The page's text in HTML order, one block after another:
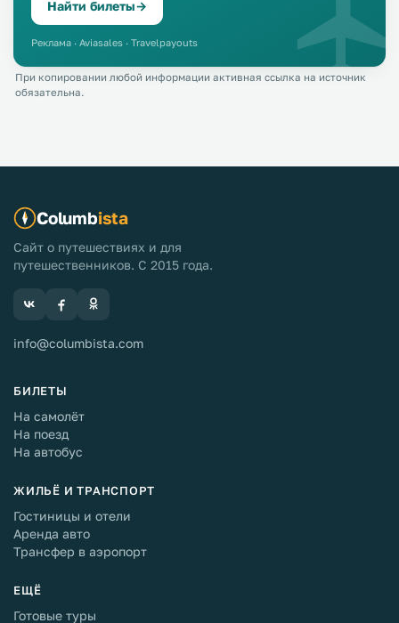
Найти билеты→
Реклама · Aviasales · Travelpayouts
При копировании любой информации активная ссылка на источник
обязательна.
Columbista
Сайт о путешествиях и для
путешественников. С 2015 года.
info@columbista.com
БИЛЕТЫ
На самолёт
На поезд
На автобус
ЖИЛЬЁ И ТРАНСПОРТ
Гостиницы и отели
Аренда авто
Трансфер в аэропорт
ЕЩЁ
Готовые туры